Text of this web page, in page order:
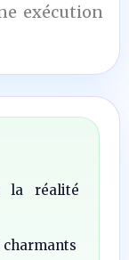
exécution
la réalité